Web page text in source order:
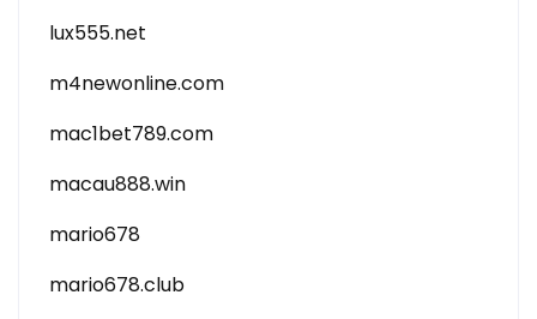
lux555.net
m4newonline.com
mac1bet789.com
macau888.win
mario678
mario678.club